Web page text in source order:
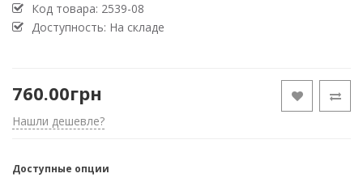
Код товара: 2539-08
Доступность: На складе
760.00грн
Нашли дешевле?
Доступные опции